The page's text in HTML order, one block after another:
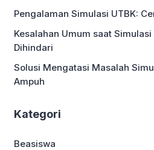
Pengalaman Simulasi UTBK:
Kesalahan Umum saat
Dihindari
Solusi Mengatasi Masalah
Ampuh
Kategori
Beasiswa